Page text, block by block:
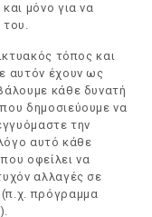
μόνο για να
του.
τόπος και
αυτόν έχουν ως
κάθε δυνατή
δημοσιεύουμε να
την
αυτό κάθε
οφείλει να
αλλαγές σε
πρόγραμμα